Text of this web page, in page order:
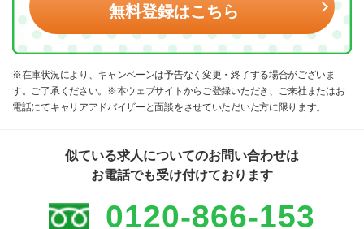
無料登録はこちら
※在庫状況により、キャンペーンは予告なく変更・終了する場合がございま
す。ご了承ください。※本ウェブサイトからご登録いただき、ご来社またはお
電話にてキャリアアドバイザーと面談をさせていただいた方に限ります。
似ている求人についてのお問い合わせは
お電話でも受け付けております
0120-866-153